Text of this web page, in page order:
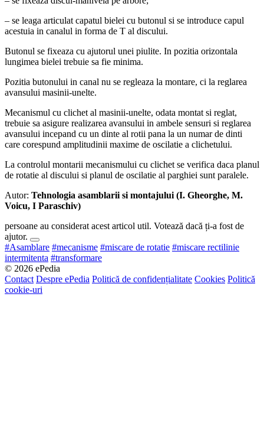
– se leaga articulat capatul bielei cu butonul si se introduce capul
acestuia in canalul in forma de T al discului.
Butonul se fixeaza cu ajutorul unei piulite. In pozitia orizontala
lungimea bielei trebuie sa fie minima.
Pozitia butonului in canal nu se regleaza la montare, ci la reglarea
avansului masinii-unelte.
Mecanismul cu clichet al masinii-unelte, odata montat si reglat,
trebuie sa asigure realizarea avansului in ambele sensuri si reglarea
avansului incepand cu un dinte al rotii pana la un numar de dinti
care corespund amplitudinii maxime de oscilatie a clichetului.
La controlul montarii mecanismului cu clichet se verifica daca planul
de rotatie al discului si planul de oscilatie al parghiei sunt paralele.
Autor: Tehnologia asamblarii si montajului (I. Gheorghe, M.
Voicu, I Paraschiv)
persoane au considerat acest articol util. Votează dacă ți-a fost de
ajutor.
#Asamblare #mecanisme #miscare de rotatie #miscare rectilinie
intermitenta #transformare
© 2026 ePedia
Contact Despre ePedia Politică de confidențialitate Cookies Politică
cookie-uri